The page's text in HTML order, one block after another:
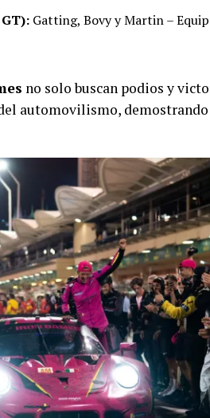
Gatting, Bovy y Martin –
no solo buscan podios y
automovilismo,